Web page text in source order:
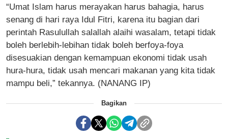
“Umat Islam harus merayakan harus bahagia, harus
senang di hari raya Idul Fitri, karena itu bagian dari
perintah Rasulullah salallah alaihi wasalam, tetapi tidak
boleh berlebih-lebihan tidak boleh berfoya-foya
disesuakian dengan kemampuan ekonomi tidak usah
hura-hura, tidak usah mencari makanan yang kita tidak
mampu beli,” tekannya. (NANANG IP)
Bagikan